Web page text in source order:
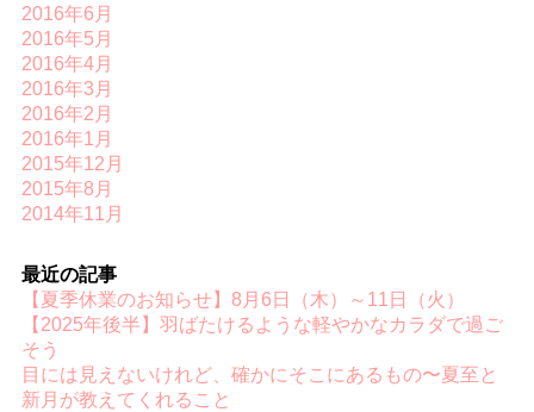
2016年6月
2016年5月
2016年4月
2016年3月
2016年2月
2016年1月
2015年12月
2015年8月
2014年11月
最近の記事
【夏季休業のお知らせ】8月6日（木）～11日（火）
【2025年後半】羽ばたけるような軽やかなカラダで過ご
そう
目には見えないけれど、確かにそこにあるもの〜夏至と
新月が教えてくれること